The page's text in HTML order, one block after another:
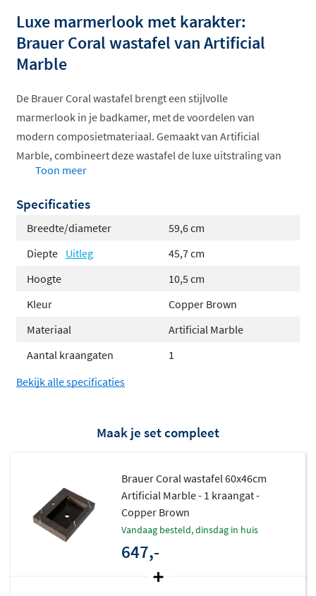
Luxe marmerlook met karakter:
Brauer Coral wastafel van Artificial
Marble
De Brauer Coral wastafel brengt een stijlvolle
marmerlook in je badkamer, met de voordelen van
modern composietmateriaal. Gemaakt van Artificial
Marble, combineert deze wastafel de luxe uitstraling van
natuursteen met de praktische voordelen van een
enkele Coral wastafel is hetzelfde, wat elke opstelling
uniek maakt.
Elegant ontwerp, flexibel in
montage
Natuursteenlook met unieke tekening per
wastafel
Geschikt voor zowel vrijhangende montage als
Let op bij vrijhangende plaatsing
De Coral wastafel is relatief zwaar. Controleer daarom of
je muur geschikt is voor wandmontage, zeker bij
bredere uitvoeringen zoals 160 cm, die tot 70 kg kunnen
Toon meer
Specificaties
Breedte/diameter
59,6 cm
Diepte Uitleg
45,7 cm
Hoogte
10,5 cm
Kleur
Copper Brown
Materiaal
Artificial Marble
Aantal kraangaten
1
Bekijk alle specificaties
Maak je set compleet
Brauer Coral wastafel 60x46cm
Artificial Marble - 1 kraangat -
Copper Brown
vandaag besteld, dinsdag in huis
647,-